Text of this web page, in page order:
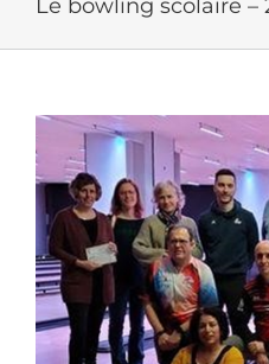
Le bowling scolaire –
l'image
agrandie